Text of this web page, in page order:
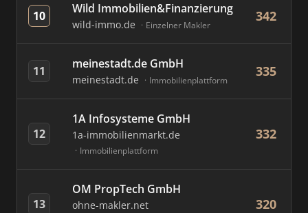
10 Wild Immobilien&Finanzierung
wild-immo.de Einzelner Makler
342
11 meinestadt.de GmbH
meinestadt.de Immobilienplattform
335
12
1A Infosysteme GmbH
1a-immobilienmarkt.de
Immobilienplattform
332
13
OM PropTech GmbH
ohne-makler.net 320